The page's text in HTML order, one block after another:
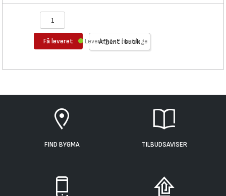
Få leveret Afhent i butik
Levering 1-2 hverdage
FIND BYGMA TILBUDSAVISER